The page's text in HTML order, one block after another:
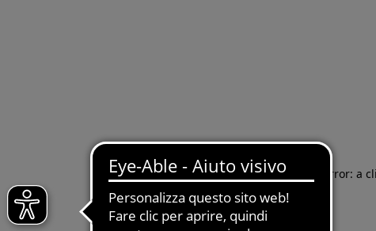
Application error: a